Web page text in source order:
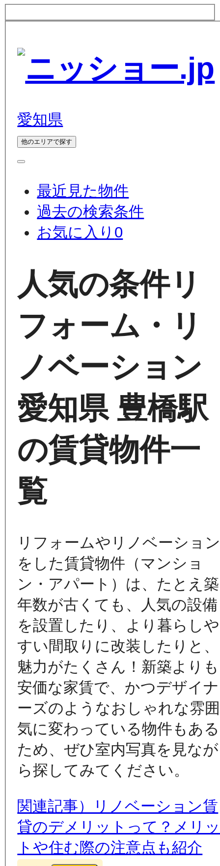
愛知県
他のエリアで探す
最近見た物件
過去の検索条件
お気に入り 0
人気の条件リ
フォーム・リ
ノベーション
愛知県 豊橋駅
の賃貸物件一
覧
リフォームやリノベーショ
をした賃貸物件（マンショ
ン・アパート）は、たとえ築
年数が古くても、人気の設備
を設置したり、より暮らしや
すい間取りに改装したりと、
魅力がたくさん！新築よりも
安価な家賃で、かつデザイナ
ーズのようなおしゃれな雰囲
気に変わっている物件もある
ため、ぜひ室内写真を見なが
ら探してみてください。
関連記事）リノベーション賃
貸のデメリットって？メリ
トや住む際の注意点も紹介